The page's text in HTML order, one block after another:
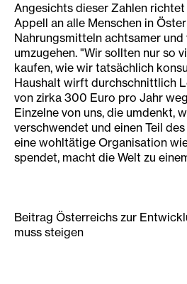
Angesichts dieser Zahlen
Appell an alle Menschen in
Nahrungsmitteln achtsamer
umzugehen. "Wir sollten nur so
kaufen, wie wir tatsächlich
Haushalt wirft durchschnittlich
von zirka 300 Euro pro Jahr
Einzelne von uns, die umdenkt,
verschwendet und einen Teil
eine wohltätige Organisation
spendet, macht die Welt zu
Beitrag Österreichs zur
muss steigen